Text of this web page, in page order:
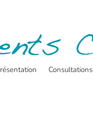
Consultations